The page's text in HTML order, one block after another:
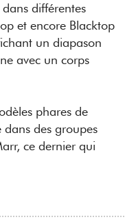
différentes
et encore Blacktop
un diapason
avec un corps
phares de
des groupes
ce dernier qui